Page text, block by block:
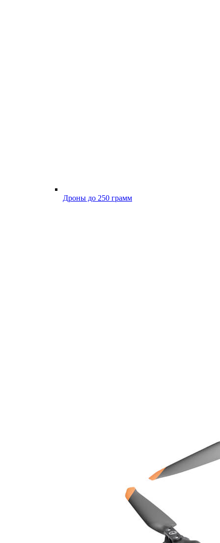
Дроны до 250 грамм